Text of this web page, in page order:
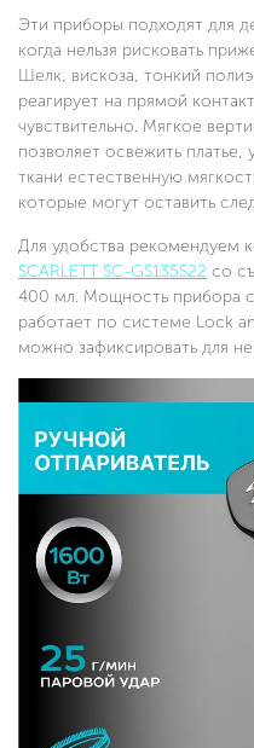
Эти приборы подходят для
когда нельзя рисковать
Шелк, вискоза, тонкий
реагирует на прямой
чувствительно. Мягкое
позволяет освежить платье,
ткани естественную
которые могут оставить
Для удобства рекомендуем
SCARLETT SC-GS135S22 со
400 мл. Мощность прибора
работает по системе Lock
можно зафиксировать для